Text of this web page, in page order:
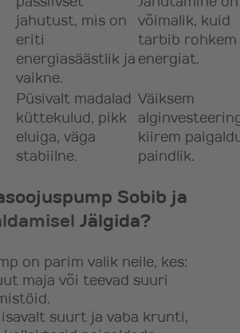
jahutust, mis on
eriti
energiasäästlik ja
vaikne.
võimalik, kuid
tarbib rohkem
energiat.
Püsivalt madalad
küttekulud, pikk
eluiga, väga
stabiilne.
Väiksem
kiirem
paindlik.
Sobib ja
Jälgida?
on parim valik neile, kes:
maja või teevad suuri
suurt ja vaba krunti,